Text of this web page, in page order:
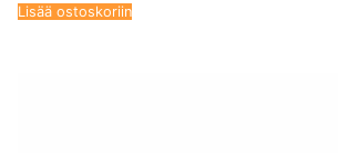
Lisää ostoskoriin